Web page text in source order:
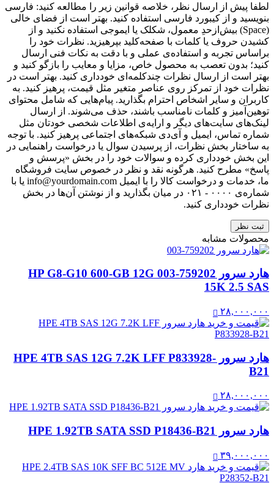
لطفا پیش از ارسال نظر، خلاصه قوانین زیر را مطالعه کنید: فارسی
بنویسید و از کیبورد فارسی استفاده کنید. بهتر است از فضای خالی
(Space) بیش‌از‌حدِ معمول، شکلک یا ایموجی استفاده نکنید و از
کشیدن حروف یا کلمات با صفحه‌کلید بپرهیزید. نظرات خود را
براساس تجربه و استفاده‌ی عملی و با دقت به نکات فنی ارسال
کنید؛ بدون تعصب به محصول خاص، مزایا و معایب را بازگو کنید و
بهتر است از ارسال نظرات چندکلمه‌‌ای خودداری کنید. بهتر است در
نظرات خود از تمرکز روی عناصر متغیر مثل قیمت، پرهیز کنید. به
کاربران و سایر اشخاص احترام بگذارید. پیام‌هایی که شامل محتوای
توهین‌آمیز و کلمات نامناسب باشند، حذف می‌شوند. از ارسال
لینک‌های سایت‌های دیگر و ارایه‌ی اطلاعات شخصی خودتان مثل
شماره تماس، ایمیل و آی‌دی شبکه‌های اجتماعی پرهیز کنید. با توجه
به ساختار بخش نظرات، از پرسیدن سوال یا درخواست راهنمایی در
این بخش خودداری کرده و سوالات خود را در بخش «پرسش و
پاسخ» مطرح کنید. هرگونه نقد و نظر در خصوص سایت فروشگاه
ما، خدمات و درخواست کالا را با ایمیل info@yourdomain.com یا با
شماره‌ی ۰۰۰۰ - ۰۲۱ در میان بگذارید و از نوشتن آن‌ها در بخش
نظرات خودداری کنید.
ثبت نظر
محصولات مشابه
هارد سرور 759202-003 HP G8-G10 600-GB 12G
15K 2.5 SAS
۲۸,۰۰۰,۰۰۰
هارد سرور HPE 4TB SAS 12G 7.2K LFF P833928-
B21
۲۸,۰۰۰,۰۰۰
هارد سرور HPE 1.92TB SATA SSD P18436-B21
۳۹,۰۰۰,۰۰۰